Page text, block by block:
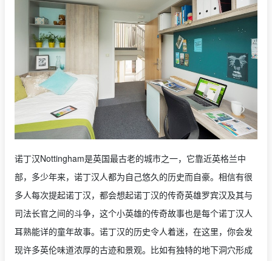
诺丁汉Nottingham是英国最古老的城市之一，它靠近英格兰中
部，多少年来，诺丁汉人都为自己悠久的历史而自豪。相信有很
多人每次提起诺丁汉，都会想起诺丁汉的传奇英雄罗宾汉及其与
司法长官之间的斗争，这个小英雄的传奇故事也是每个诺丁汉人
耳熟能详的童年故事。诺丁汉的历史令人着迷，在这里，你会发
现许多英伦味道浓厚的古迹和景观。比如有独特的地下洞穴形成